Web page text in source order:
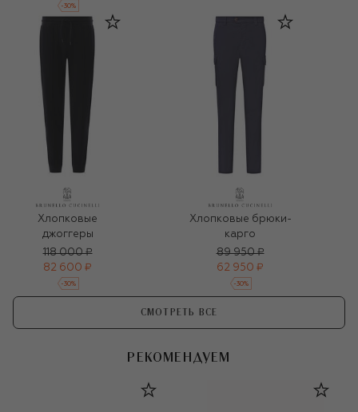
-30%
Хлопковые
джоггеры
118 000 ₽
82 600 ₽
-30%
Хлопковые брюки-
карго
89 950 ₽
62 950 ₽
-30%
СМОТРЕТЬ ВСЕ
РЕКОМЕНДУЕМ